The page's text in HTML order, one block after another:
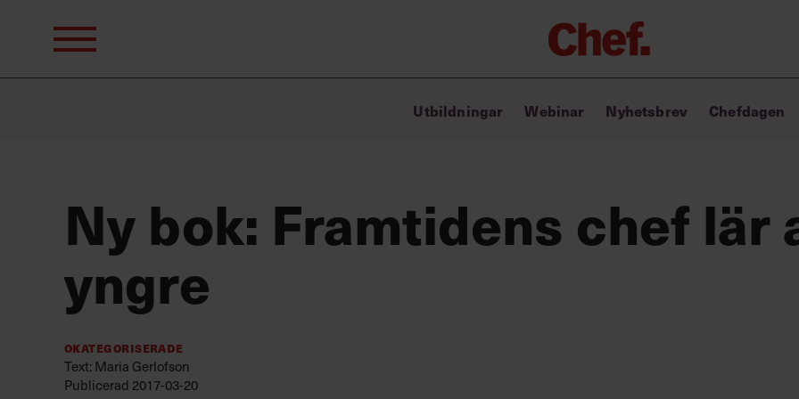
efter: Chefakademin+
Lyft ditt ledarskap med C+
Ledarskapstest
Chef GPT – din chefsassistent i
Utbildningar Webinar Nyhetsbrev Chefdagen
Ny bok: Framtidens chef lär
yngre
Okategoriserade
Text: Maria Gerlofson
Publicerad 2017-03-20